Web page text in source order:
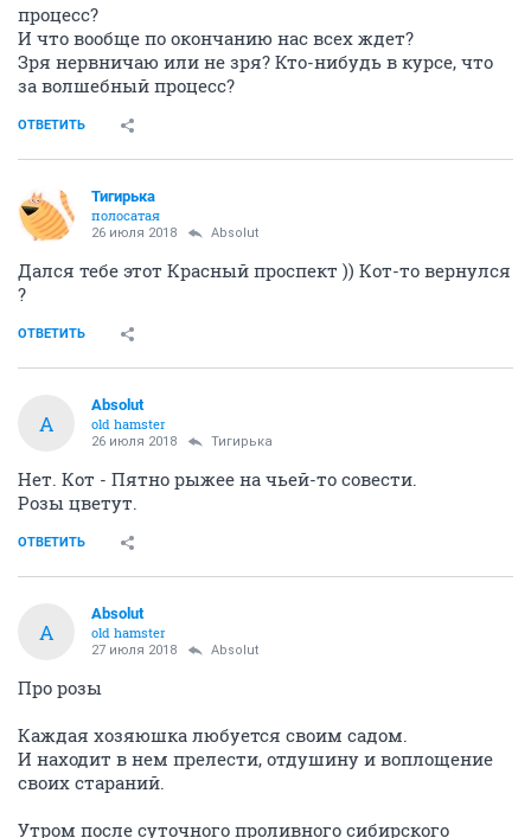
процесс?
И что вообще по окончанию нас всех ждет?
Зря нервничаю или не зря? Кто-нибудь в курсе, что
за волшебный процесс?
ОТВЕТИТЬ
Тигирька
полосатая
26 июля 2018 Absolut
Дался тебе этот Красный проспект )) Кот-то вернулся
?
ОТВЕТИТЬ
A
Absolut
old hamster
26 июля 2018 Тигирька
Нет. Кот - Пятно рыжее на чьей-то совести.
Розы цветут.
ОТВЕТИТЬ
A
Absolut
old hamster
27 июля 2018 Absolut
Про розы
Каждая хозяюшка любуется своим садом.
И находит в нем прелести, отдушину и воплощение
своих стараний.
Утром после суточного проливного сибирского